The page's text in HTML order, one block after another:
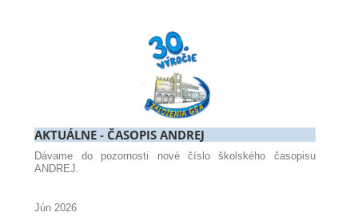
AKTUÁLNE - ČASOPIS ANDREJ
Dávame do pozornosti nové číslo školského časopisu
ANDREJ.
Jún 2026